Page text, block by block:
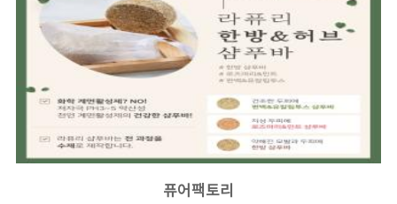
퓨어팩토리